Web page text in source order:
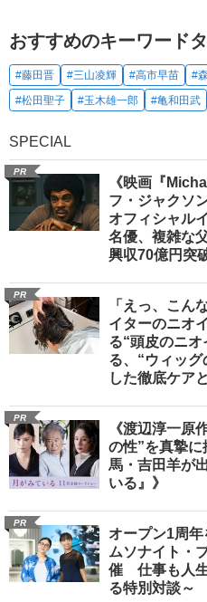
おすすめのキーワード
#藤田晋 #三山凌輝 #高市早苗 #
#松田聖子
#玉木雄一郎 #亀和田武
SPECIAL
PR
《映画『
フ・ジャクソ
オフィシャル
名優、複雑な
興収70億円突
PR
「えっ、こん
イターのニオ
る“頭皮のニ
る、“ウィッ
した徹底ケア
PR
《渡辺淳一原
の性”を真摯
馬・吉田羊が
いる』》
PR
オープン1周
ムソナイト・
催 仕事も人
る特別対談～